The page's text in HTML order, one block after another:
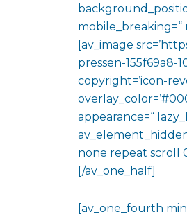
mobile_breaking=“
[av_image
pressen-155f69a8-
copyright=’icon-
appearance=“
none repeat scroll
[/av_one_half]
[av_one_fourth